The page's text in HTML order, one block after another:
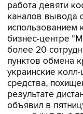
работа девяти
каналов вывода
использованием
бизнес-центре
более 20
пунктов обмена
украинские
средства,
результате
объявил в